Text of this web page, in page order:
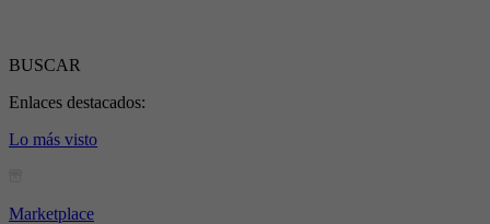
BUSCAR
Enlaces destacados:
Lo más visto
Marketplace